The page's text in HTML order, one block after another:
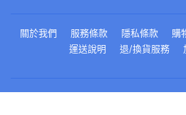
關於我們 服務條款 隱私條款 購
運送說明
退/換貨服務